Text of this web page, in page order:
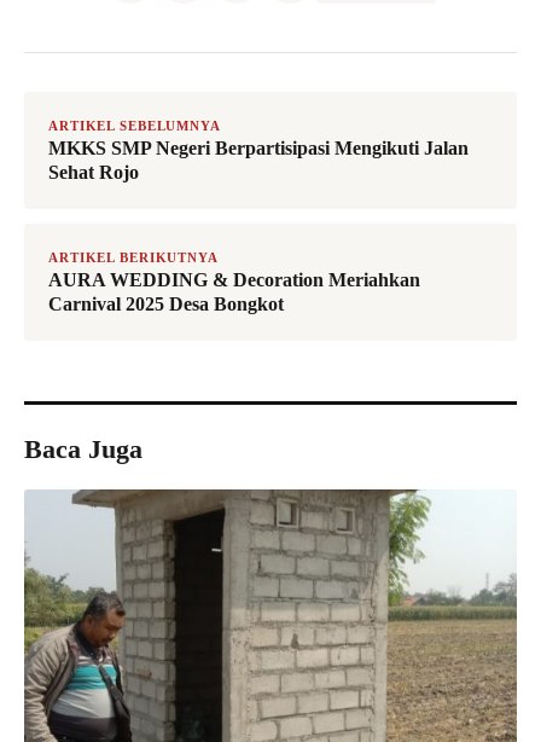
ARTIKEL SEBELUMNYA
MKKS SMP Negeri Berpartisipasi Mengikuti Jalan
Sehat Rojo
ARTIKEL BERIKUTNYA
AURA WEDDING & Decoration Meriahkan
Carnival 2025 Desa Bongkot
Baca Juga